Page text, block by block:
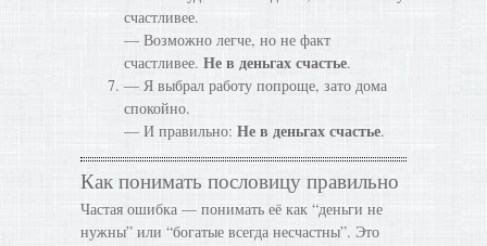
счастливее.
— Возможно легче, но не факт
счастливее. Не в деньгах счастье.
— Я выбрал работу попроще, зато дома
спокойно.
— И правильно: Не в деньгах счастье.
Как понимать пословицу правильно
Частая ошибка — понимать её как “деньги не
нужны” или “богатые всегда несчастны”. Это